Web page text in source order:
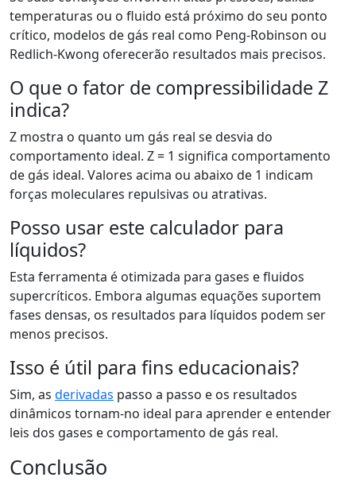
temperaturas ou o fluido está próximo do seu ponto
crítico, modelos de gás real como Peng-Robinson ou
Redlich-Kwong oferecerão resultados mais precisos.
O que o fator de compressibilidade Z
indica?
Z mostra o quanto um gás real se desvia do
comportamento ideal. Z = 1 significa comportamento
de gás ideal. Valores acima ou abaixo de 1 indicam
forças moleculares repulsivas ou atrativas.
Posso usar este calculador para
líquidos?
Esta ferramenta é otimizada para gases e fluidos
supercríticos. Embora algumas equações suportem
fases densas, os resultados para líquidos podem ser
menos precisos.
Isso é útil para fins educacionais?
Sim, as derivadas passo a passo e os resultados
dinâmicos tornam-no ideal para aprender e entender
leis dos gases e comportamento de gás real.
Conclusão